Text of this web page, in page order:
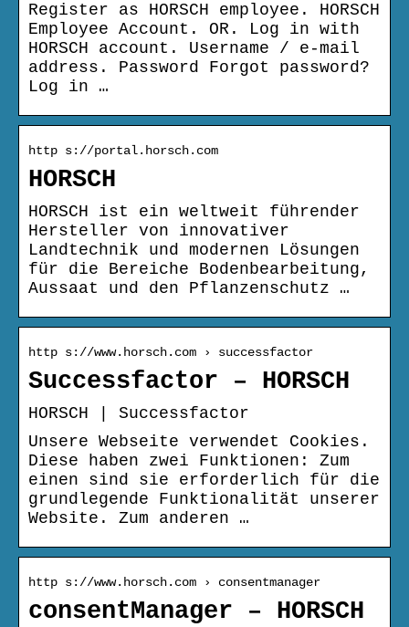
Register as HORSCH employee. HORSCH
Employee Account. OR. Log in with
HORSCH account. Username / e-mail
address. Password Forgot password?
Log in …
http s://portal.horsch.com
HORSCH
HORSCH ist ein weltweit führender
Hersteller von innovativer
Landtechnik und modernen Lösungen
für die Bereiche Bodenbearbeitung,
Aussaat und den Pflanzenschutz …
http s://www.horsch.com › successfactor
Successfactor – HORSCH
HORSCH | Successfactor
Unsere Webseite verwendet Cookies.
Diese haben zwei Funktionen: Zum
einen sind sie erforderlich für die
grundlegende Funktionalität unserer
Website. Zum anderen …
http s://www.horsch.com › consentmanager
consentManager – HORSCH